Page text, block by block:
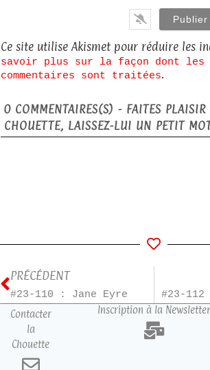
Ce site utilise Akismet pour réduire les
savoir plus sur la façon dont les
commentaires sont traitées.
0 COMMENTAIRES(S) - FAITES
CHOUETTE, LAISSEZ-LUI UN PETIT
PRÉCÉDENT
#23-110 : Jane Eyre
#23-
Contacter
la
Chouette
Inscription à la Newsletter